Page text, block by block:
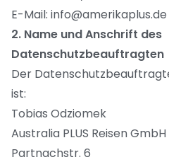
E-Mail: info@amerikaplus.de
2. Name und Anschrift des
Datenschutzbeauftragten
Der
ist:
Tobias Odziomek
Australia PLUS Reisen GmbH
Partnachstr. 6